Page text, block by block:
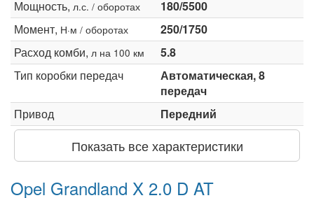
Мощность, л.с. / оборотах
180/5500
Момент, Н·м / оборотах
250/1750
Расход комби, л на 100 км
5.8
Тип коробки передач
Автоматическая, 8
передач
Привод
Передний
Показать все характеристики
Opel Grandland X 2.0 D AT